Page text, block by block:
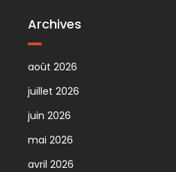
Archives
août 2026
juillet 2026
juin 2026
mai 2026
avril 2026